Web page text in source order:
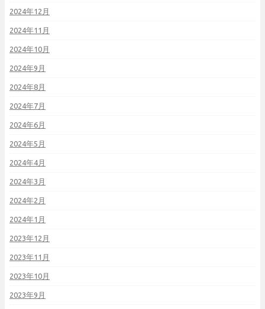
2024年12月
2024年11月
2024年10月
2024年9月
2024年8月
2024年7月
2024年6月
2024年5月
2024年4月
2024年3月
2024年2月
2024年1月
2023年12月
2023年11月
2023年10月
2023年9月